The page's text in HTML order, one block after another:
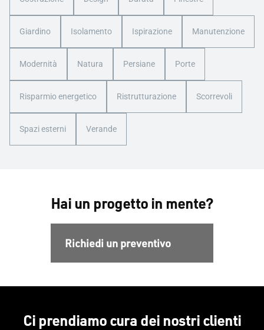
Giardino Isolamento Ispirazione Manutenzione
Modernità Natura Persiane Porte
Risparmio energetico Ristrutturazione Scorrevoli
Spazi esterni Verande
Hai un progetto in mente?
Richiedi un preventivo
Ci prendiamo cura dei nostri clienti